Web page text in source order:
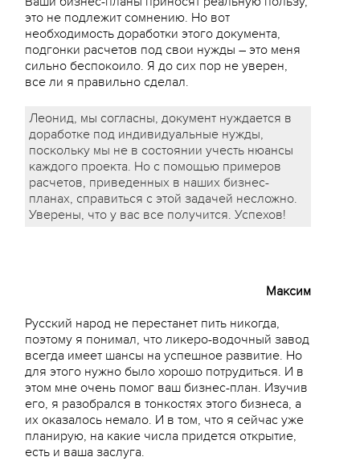
это не подлежит сомнению. Но вот
необходимость доработки этого документа,
подгонки расчетов под свои нужды – это меня
сильно беспокоило. Я до сих пор не уверен,
все ли я правильно сделал.
Леонид, мы согласны, документ нуждается в
доработке под индивидуальные нужды,
поскольку мы не в состоянии учесть нюансы
каждого проекта. Но с помощью примеров
расчетов, приведенных в наших бизнес-
планах, справиться с этой задачей несложно.
Уверены, что у вас все получится. Успехов!
Максим
Русский народ не перестанет пить никогда,
поэтому я понимал, что ликеро-водочный завод
всегда имеет шансы на успешное развитие. Но
для этого нужно было хорошо потрудиться. И в
этом мне очень помог ваш бизнес-план. Изучив
его, я разобрался в тонкостях этого бизнеса, а
их оказалось немало. И в том, что я сейчас уже
планирую, на какие числа придется открытие,
есть и ваша заслуга.